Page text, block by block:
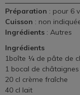
Préparation : pour 6
Cuisson : non
Ingrédients : Autres
Ingrédients
1boîte ¼ de pâte de
1 bocal de
20 cl crème fraîche
40 cl lait